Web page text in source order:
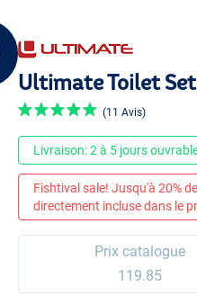
Ultimate Toilet Set
(11 Avis)
Livraison: 2 à 5 jours
Fishtival sale! Jusqu'à 20%
directement incluse dans le
Prix catalogue
119.85